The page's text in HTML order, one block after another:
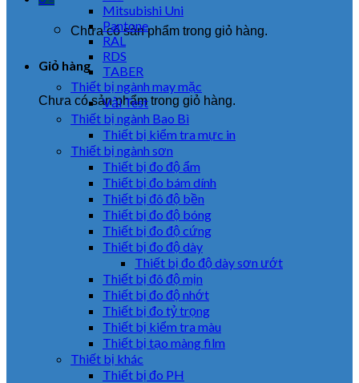
Chưa có sản phẩm trong giỏ hàng.
Giỏ hàng
Chưa có sản phẩm trong giỏ hàng.
Mitsubishi Uni
Pantone
RAL
RDS
TABER
Thiết bị ngành may mặc
Vải Test
Thiết bị ngành Bao Bì
Thiết bị kiểm tra mực in
Thiết bị ngành sơn
Thiết bị đo độ ẩm
Thiết bị đo bám dính
Thiết bị đô độ bền
Thiết bị đo độ bóng
Thiết bị đo độ cứng
Thiết bị đo độ dày
Thiết bị đo độ dày sơn ướt
Thiết bị đô độ mịn
Thiết bị đo độ nhớt
Thiết bị đo tỷ trọng
Thiết bị kiểm tra màu
Thiết bị tạo màng film
Thiết bị khác
Thiết bị đo PH